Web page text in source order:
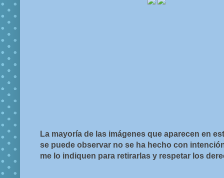
La mayoría de las imágenes que aparecen en
se puede observar no se ha hecho con
me lo indiquen para retirarlas y respetar los